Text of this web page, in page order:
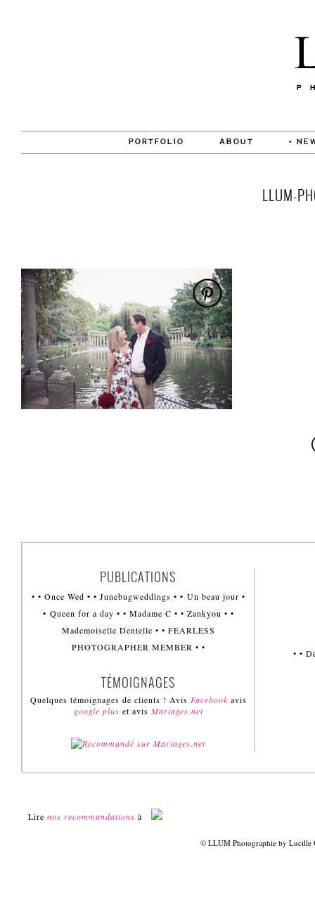
PORTFOLIO ABOUT •
LLUM-
PUBLICATIONS
• • Once Wed • • Junebugweddings • • Un beau jour •
• Queen for a day • • Madame C • • Zankyou • •
Mademoiselle Dentelle • • FEARLESS
PHOTOGRAPHER MEMBER • •
TÉMOIGNAGES
Quelques témoignages de clients ! Avis Facebook avis
google plus et avis Mariages.net
• •
Lire nos recommandations à
© LLUM Photographie by Lucille